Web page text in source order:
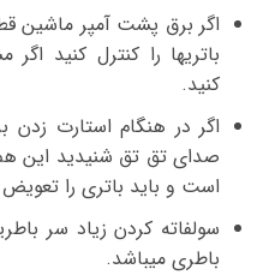
اگر برق پشت آمپر ماشین
باتریها را کنترل کنید
کنید.
اگر در هنگام استارت
صدای تق تق شنیدید این
است و باید باتری را تعویض
سولفاته کردن زیاد سر
باطری میباشد.